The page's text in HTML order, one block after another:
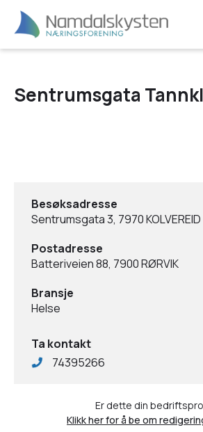
Sentrumsgata
Besøksadresse
Sentrumsgata 3, 7970 KOLVEREID
Postadresse
Batteriveien 88, 7900 RØRVIK
Bransje
Helse
Ta kontakt
74395266
Er dette din
Klikk her for å be om